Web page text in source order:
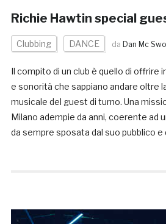
Richie Hawtin special
Clubbing DANCE da Dan Mc
Il compito di un club è quello di offrire
e sonorità che sappiano andare oltre
musicale del guest di turno. Una
Milano adempie da anni, coerente ad
da sempre sposata dal suo pubblico e